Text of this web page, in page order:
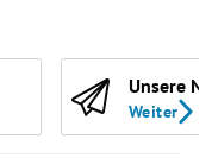
Unsere
Weiter